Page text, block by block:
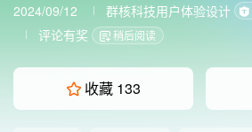
2024/09/12 群核科技用户体验设计
评论有奖
稍后阅读
收藏 133